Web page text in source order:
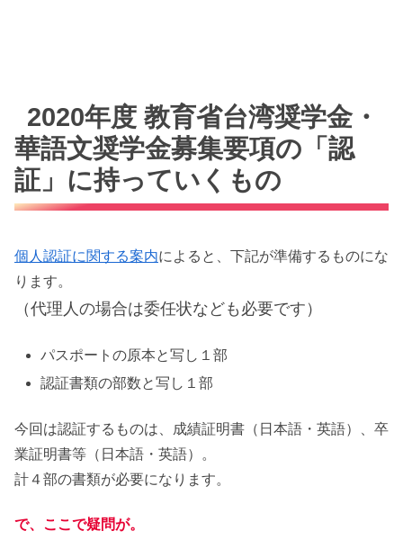
2020年度 教育省台湾奨学金・
華語文奨学金募集要項の「認
証」に持っていくもの
個人認証に関する案内によると、下記が準備するものにな
ります。
（代理人の場合は委任状なども必要です）
パスポートの原本と写し１部
認証書類の部数と写し１部
今回は認証するものは、成績証明書（日本語・英語）、卒
業証明書等（日本語・英語）。
計４部の書類が必要になります。
で、ここで疑問が。